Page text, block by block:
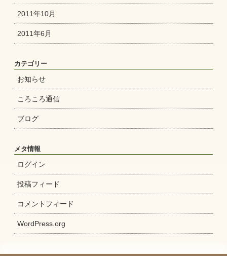
2011年10月
2011年6月
カテゴリー
お知らせ
ころころ通信
ブログ
メタ情報
ログイン
投稿フィード
コメントフィード
WordPress.org